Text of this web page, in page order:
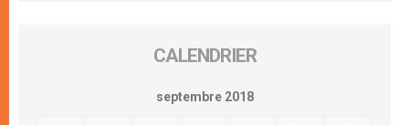
CALENDRIER
septembre 2018